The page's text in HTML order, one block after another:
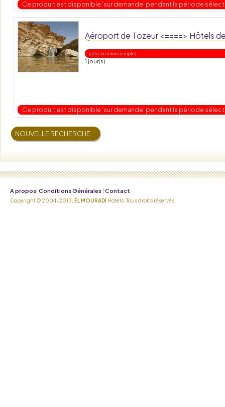
Ce produit est disponible 'sur demande' pendant la période
Aéroport de Tozeur <====> Hôtels
( aller ou retour simple )
1 jour(s)
Ce produit est disponible 'sur demande' pendant la période
A propos Conditions Générales Contact
Copyright © 2004-2013, EL MOURADI Hotels. Tous droits réservés